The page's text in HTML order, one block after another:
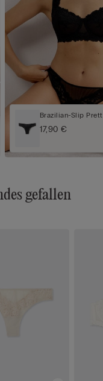
Brazilian-Slip
17,90 €
gefallen